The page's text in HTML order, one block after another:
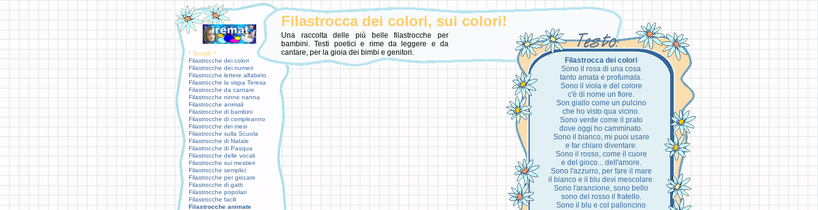
* Scegli: *
Filastrocche dei colori
Filastrocche dei numeri
Filastrocche lettere alfabeto
Filastrocche la vispa Teresa
Filastrocche da cantare
Filastrocche ninne nanna
Filastrocche animali
Filastrocche di bambini
Filastrocche di compleanno
Filastrocche dei mesi
Filastrocche sulla Scuola
Filastrocche di Natale
Filastrocche di Pasqua
Filastrocche delle vocali
Filastrocche sui mestieri
Filastrocche semplici
Filastrocche per giocare
Filastrocche di gatti
Filastrocche popolari
Filastrocche facili
Filastrocche animate
Filastrocca dei colori, sui colori!
Una raccolta delle più belle filastrocche per
bambini. Testi poetici e rime da leggere e da
cantare, per la gioia dei bimbi e genitori.
Filastrocca dei colori
Sono il rosa di una cosa
tanto amata e profumata.
Sono il viola e del colore
c'è di nome un fiore.
Son giallo come un pulcino
che ho visto qua vicino.
Sono verde come il prato
dove oggi ho camminato.
Sono il bianco, mi puoi usare
e far chiaro diventare.
Sono il rosso, come il cuore
e del gioco... dell'amore.
Sono l'azzurro, per fare il mare
il bianco e il blu devi mescolare.
Sono l'arancione, sono bello
sono del rosso il fratello.
Sono il blu e col palloncino